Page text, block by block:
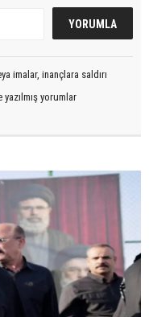
imalar, inançlara saldırı
yorumlar